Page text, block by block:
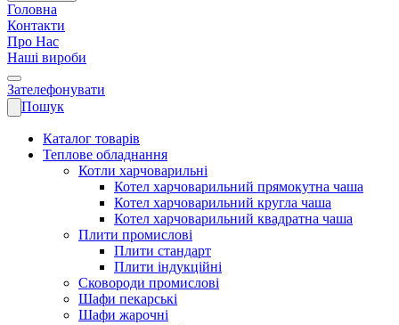
Головна
Контакти
Про Нас
Наші вироби
Зателефонувати
Пошук
Каталог товарів
Теплове обладнання
Котли харчоварильні
Котел харчоварильний прямокутна чаша
Котел харчоварильний кругла чаша
Котел харчоварильний квадратна чаша
Плити промислові
Плити стандарт
Плити індукційні
Сковороди промислові
Шафи пекарські
Шафи жарочні